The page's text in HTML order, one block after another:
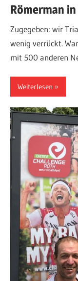
Römerman
Zugegeben: wir
wenig verrückt.
mit 500 anderen
Weiterlesen